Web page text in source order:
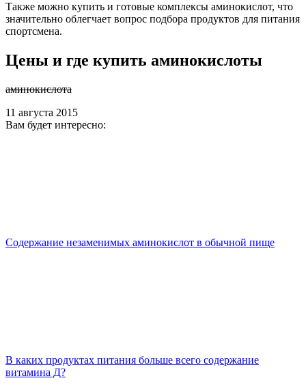
Также можно купить и готовые комплексы аминокислот, что
значительно облегчает вопрос подбора продуктов для питания
спортсмена.
Цены и где купить аминокислоты
аминокислота
11 августа 2015
Вам будет интересно:
Содержание незаменимых аминокислот в обычной пище
В каких продуктах питания больше всего содержание
витамина Д?